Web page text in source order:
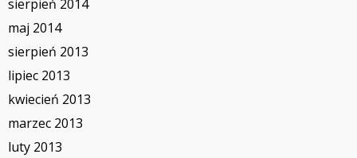
sierpień 2014
maj 2014
sierpień 2013
lipiec 2013
kwiecień 2013
marzec 2013
luty 2013